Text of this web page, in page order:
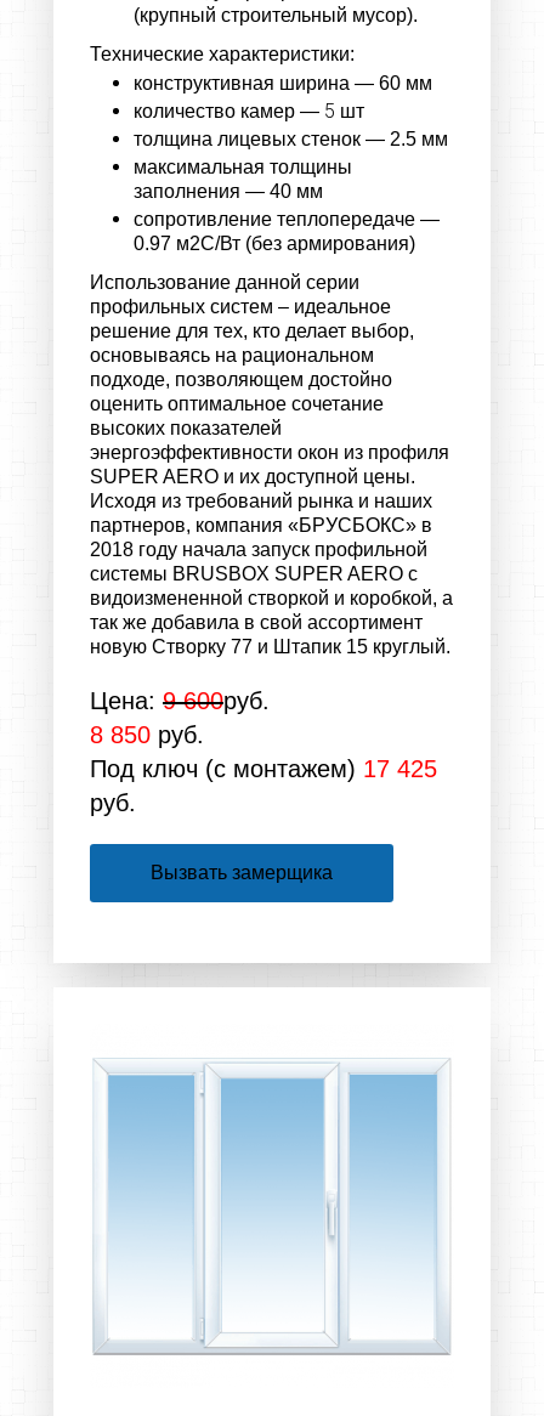
(крупный строительный мусор).​​​​​​​
Технические характеристики:
конструктивная ширина — 60 мм
количество камер — 5​​​​​​​ шт
толщина лицевых стенок — 2.5 мм
максимальная толщины
заполнения — 40 мм
сопротивление теплопередаче —
0.97 м2С/Вт (без армирования)
Использование данной серии
профильных систем – идеальное
решение для тех, кто делает выбор,
основываясь на рациональном
подходе, позволяющем достойно
оценить оптимальное сочетание
высоких показателей
энергоэффективности окон из профиля
SUPER AERO и их доступной цены.
Исходя из требований рынка и наших
партнеров, компания «БРУСБОКС» в
2018 году начала запуск профильной
системы BRUSBOX SUPER AERO с
видоизмененной створкой и коробкой, а
так же добавила в свой ассортимент
новую Створку 77 и Штапик 15 круглый.
Цена: 9 600руб.
8 850 руб.
Под ключ (с монтажем) 17 425
руб.
Вызвать замерщика